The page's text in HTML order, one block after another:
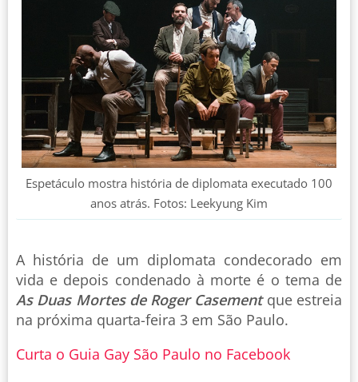
Espetáculo mostra história de diplomata executado 100
anos atrás. Fotos: Leekyung Kim
A história de um diplomata condecorado em
vida e depois condenado à morte é o tema de
As Duas Mortes de Roger Casementque estreia
na próxima quarta-feira 3 em São Paulo.
Curta o Guia Gay São Paulo no Facebook